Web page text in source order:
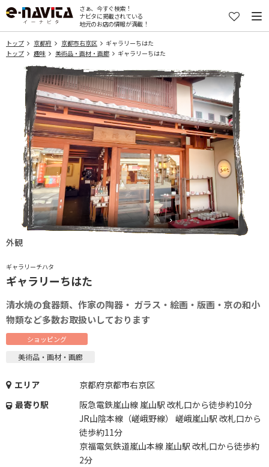
さぁ、今すぐ検索！
ナビタに掲載されている
地元のお店の情報が満載！
トップ 京都府 京都市右京区
ギャラリーちはた
トップ
趣味 美術品・画材・画廊 ギャラリーちはた
ギャラリーチハタ
ギャラリーちはた
清水焼の食器類、作家の陶器・ ガラス・絵画・版画・京の和小
物類など多数お取扱いしております
ショッピング
美術品・画材・画廊
エリア
京都府京都市右京区
最寄り駅
阪急電鉄嵐山線 嵐山駅 改札口から徒歩約10分
JR山陰本線（嵯峨野線） 嵯峨嵐山駅 改札口から
徒歩約11分
京福電気鉄道嵐山本線 嵐山駅 改札口から徒歩約
2分
外観